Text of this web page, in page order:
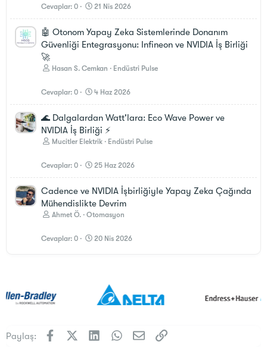
Cevaplar 0 21 Nis 2026
🤖 Otonom Yapay Zeka Sistemlerinde Donanım
Güvenliği Entegrasyonu: Infineon ve NVIDIA İş Birliği
🚀
Hasan S. Cemkan Endüstri Pulse
Cevaplar 0 4 Haz 2026
🌊 Dalgalardan Watt'lara: Eco Wave Power ve
NVIDIA İş Birliği ⚡
Mucitler Elektrik Endüstri Pulse
Cevaplar 0 25 Haz 2026
Cadence ve NVIDIA İşbirliğiyle Yapay Zeka Çağında
Mühendislikte Devrim
Ahmet Ö. Otomasyon
Cevaplar 0 20 Nis 2026
Paylaş: FacebookX (Twitter)LinkedInWhatsApp
E-postaLink